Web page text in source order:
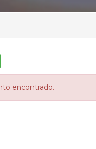
encontrado.